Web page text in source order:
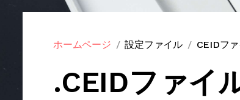
ホームページ 設定ファイル CEIDフ
.CEIDファイ